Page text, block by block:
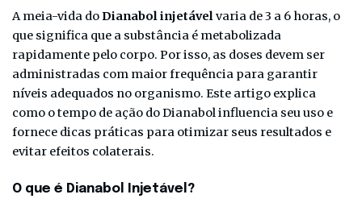
A meia-vida doDianabol injetávelvaria de 3 a 6 horas, o
que significa que a substância é metabolizada
rapidamente pelo corpo. Por isso, as doses devem ser
administradas com maior frequência para garantir
níveis adequados no organismo. Este artigo explica
como o tempo de ação do Dianabol influencia seu uso e
fornece dicas práticas para otimizar seus resultados e
evitar efeitos colaterais.
O que é Dianabol Injetável?